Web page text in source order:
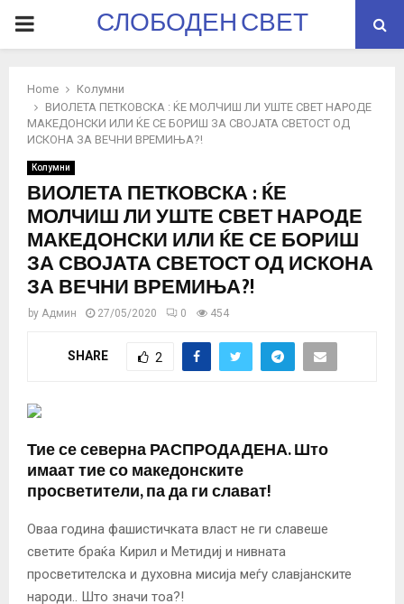
PRIMARYСЛОБОДЕН СВЕТ
Home
Колумни
ВИОЛЕТА ПЕТКОВСКА : ЌЕ МОЛЧИШ ЛИ УШТЕ СВЕТ НАРОДЕ
МАКЕДОНСКИ ИЛИ ЌЕ СЕ БОРИШ ЗА СВОЈАТА СВЕТОСТ ОД
ИСКОНА ЗА ВЕЧНИ ВРЕМИЊА?!
Колумни
ВИОЛЕТА ПЕТКОВСКА : ЌЕ
МОЛЧИШ ЛИ УШТЕ СВЕТ НАРОДЕ
МАКЕДОНСКИ ИЛИ ЌЕ СЕ БОРИШ
ЗА СВОЈАТА СВЕТОСТ ОД ИСКОНА
ЗА ВЕЧНИ ВРЕМИЊА?!
by Админ 27/05/2020 0 454
SHARE 2
Тие се северна РАСПРОДАДЕНА. Што
имаат тие со македонските
просветители, па да ги слават!
Оваа година фашистичката власт не ги славеше
светите браќа Кирил и Метидиј и нивната
просветителска и духовна мисија меѓу славјанските
народи.. Што значи тоа?!